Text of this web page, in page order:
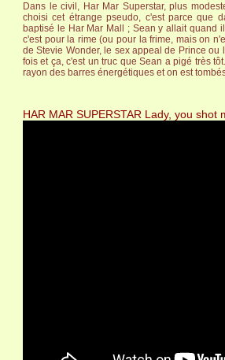
Dans le civil, Har Mar Superstar, plus
choisi cet étrange pseudo, c'est parce que
baptisé le Har Mar Mall ; Sean y allait quand
c'est pour la rime (ou pour la frime, mais on
de Stevie Wonder, le sex appeal de Prince
fois et ça, c'est un truc que Sean a pigé très
rayon des barres énergétiques et on est
HAR MAR SUPERSTAR Lady, you shot